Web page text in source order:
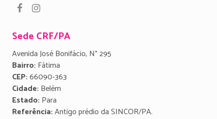
Sede CRF/PA
Avenida José Bonifácio, N° 295
Bairro: Fátima
CEP:66090-363
Cidade: Belém
Estado: Para
Referência:Antigo prédio da SINCOR/PA.